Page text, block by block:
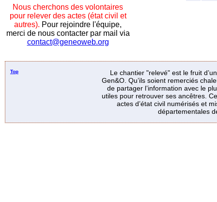
Nous cherchons des volontaires
pour relever des actes (état civil et
autres). Pour rejoindre l'équipe,
merci de nous contacter par mail via
contact@geneoweb.org
Top
Le chantier "relevé" est le fruit
Gen&O. Qu’ils soient remerciés
de partager l’information avec le
utiles pour retrouver ses ancêtres.
actes d’état civil numérisés et
départementales